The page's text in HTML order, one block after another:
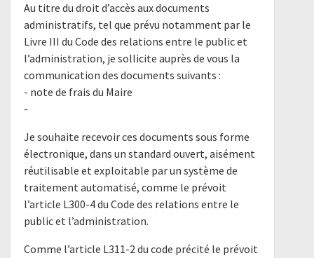
Au titre du droit d’accès aux documents
administratifs, tel que prévu notamment par le
Livre III du Code des relations entre le public et
l’administration, je sollicite auprès de vous la
communication des documents suivants :
- note de frais du Maire
-
Je souhaite recevoir ces documents sous forme
électronique, dans un standard ouvert, aisément
réutilisable et exploitable par un système de
traitement automatisé, comme le prévoit
l’article L300-4 du Code des relations entre le
public et l’administration.
Comme l’article L311-2 du code précité le prévoit